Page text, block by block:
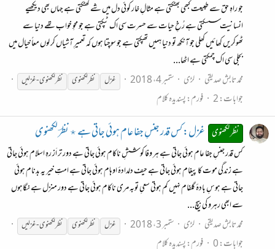
جو راہِ حق سے طبیعت کبھی بھٹکتی ہے مثالِ خار کوئی دل میں شے کھٹکتی ہے جہاں بھی دیکھیے
انسانیت سسکتی ہے رُخِ حیات سے حسرت سی اک ٹپکتی ہے جو محوِ خواب تھے دنیا سے
ٹھوکریں کھائیں کھلی جو آنکھ تو دنیا ہمیں تھپکتی ہے جو سوچتا ہوں کہ تعمیرِ آشیاں کر لوں معاً خیال میں
بجلی سی اک چمکتی ہے اٹھا...
محمد تابش صدیقی
لڑی ستمبر 4، 2018 غزل نظرلکھنوی نظرلکھنوی-غزلیں
جوابات: 2 فورم:پسندیدہ کلام
نظر لکھنوی غزل: کس قدر جنسِ جفا عام ہوئی جاتی ہے ٭ نظرؔ لکھنوی
کس قدر جنسِ جفا عام ہوئی جاتی ہے ہر وفا کوششِ ناکام ہوئی جاتی ہے دور تر اَز رہِ اسلام ہوئی جاتی
ہے زندگی موت کا پیغام ہوئی جاتی ہے حیف دلدادۂ اوہام ہوئی جاتی ہے امتِ خیر یہ بدنام ہوئی
جاتی ہے ہوسِ بادۂ گلفام نہیں کم ہوتی سعیِ توبہ مری ناکام ہوئی جاتی ہے دور منزل ہے نگاہوں
سے ابھی رہرو کی بیچ...
محمد تابش صدیقی
لڑی ستمبر 3، 2018 غزل نظرلکھنوی نظرلکھنوی-غزلیں
جوابات: 0 فورم:پسندیدہ کلام